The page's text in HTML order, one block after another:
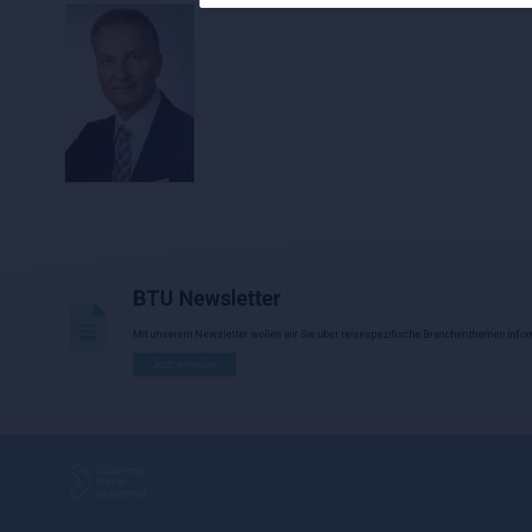
BTU Newsletter
Mit unserem Newsletter wollen wir Sie über reisespezifische Branchenthemen